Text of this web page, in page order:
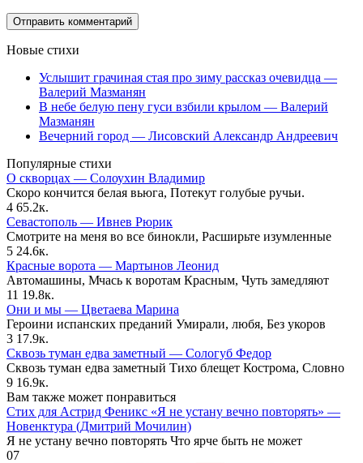
Новые стихи
Услышит грачиная стая про зиму рассказ очевидца —
Валерий Мазманян
В небе белую пену гуси взбили крылом — Валерий
Мазманян
Вечерний город — Лисовский Александр Андреевич
Популярные стихи
О скворцах — Солоухин Владимир
Скоро кончится белая вьюга, Потекут голубые ручьи.
4 65.2к.
Севастополь — Ивнев Рюрик
Смотрите на меня во все бинокли, Расширьте изумленные
5 24.6к.
Красные ворота — Мартынов Леонид
Автомашины, Мчась к воротам Красным, Чуть замедляют
11 19.8к.
Они и мы — Цветаева Марина
Героини испанских преданий Умирали, любя, Без укоров
3 17.9к.
Сквозь туман едва заметный — Сологуб Федор
Сквозь туман едва заметный Тихо блещет Кострома, Словно
9 16.9к.
Вам также может понравиться
Стих для Астрид Феникс «Я не устану вечно повторять» —
Новенктура (Дмитрий Мочилин)
Я не устану вечно повторять Что ярче быть не может
07